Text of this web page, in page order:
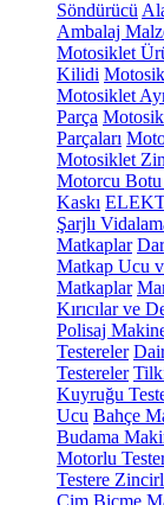
Söndürücü
Ambalaj
Motosiklet
Kilidi
Motosiklet
Parça
Parçaları
Motosiklet
Motorcu Botu
Kaskı
Şarjlı
Matkaplar
Matkap Ucu
Matkaplar
Kırıcılar ve
Polisaj
Testereler
Testereler
Kuyruğu
Ucu Bahçe
Budama
Motorlu
Testere
Çim Biçme